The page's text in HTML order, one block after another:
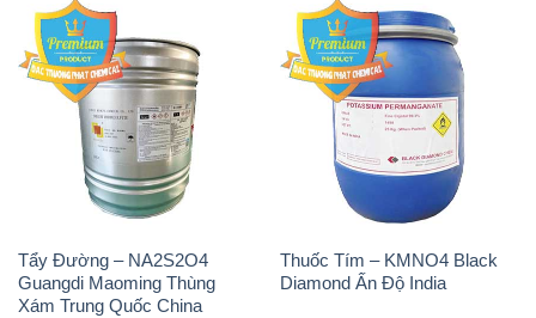
Tẩy Đường – NA2S2O4
Guangdi Maoming Thùng
Xám Trung Quốc China
Thuốc Tím – KMNO4 Black
Diamond Ấn Độ India